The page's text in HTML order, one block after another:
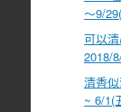
～9/
可以
2018/
清香
~ 6/1(